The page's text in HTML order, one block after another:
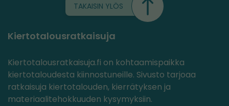
TAKAISIN YLÖS
Kiertotalousratkaisuja
Kiertotalousratkaisuja.fi on kohtaamispaikka
kiertotaloudesta kiinnostuneille. Sivusto tarjoaa
ratkaisuja kiertotalouden, kierrätyksen ja
materiaalitehokkuuden kysymyksiin.